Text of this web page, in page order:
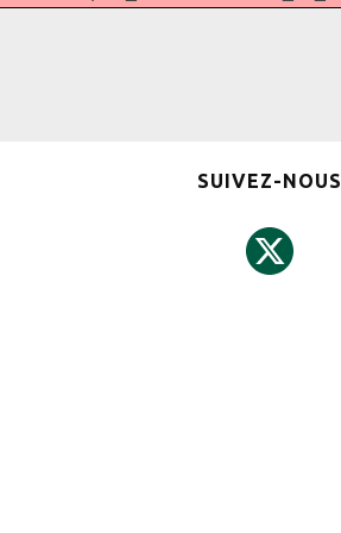
SUIVEZ-NOUS